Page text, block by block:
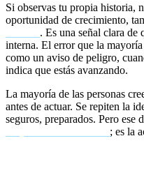
Si observas tu propia historia,
oportunidad de crecimiento,
. Es una señal clara de
interna. El error que la mayoría
como un aviso de peligro,
indica que estás avanzando.
La mayoría de las personas
antes de actuar. Se repiten la
seguros, preparados. Pero ese
; es la